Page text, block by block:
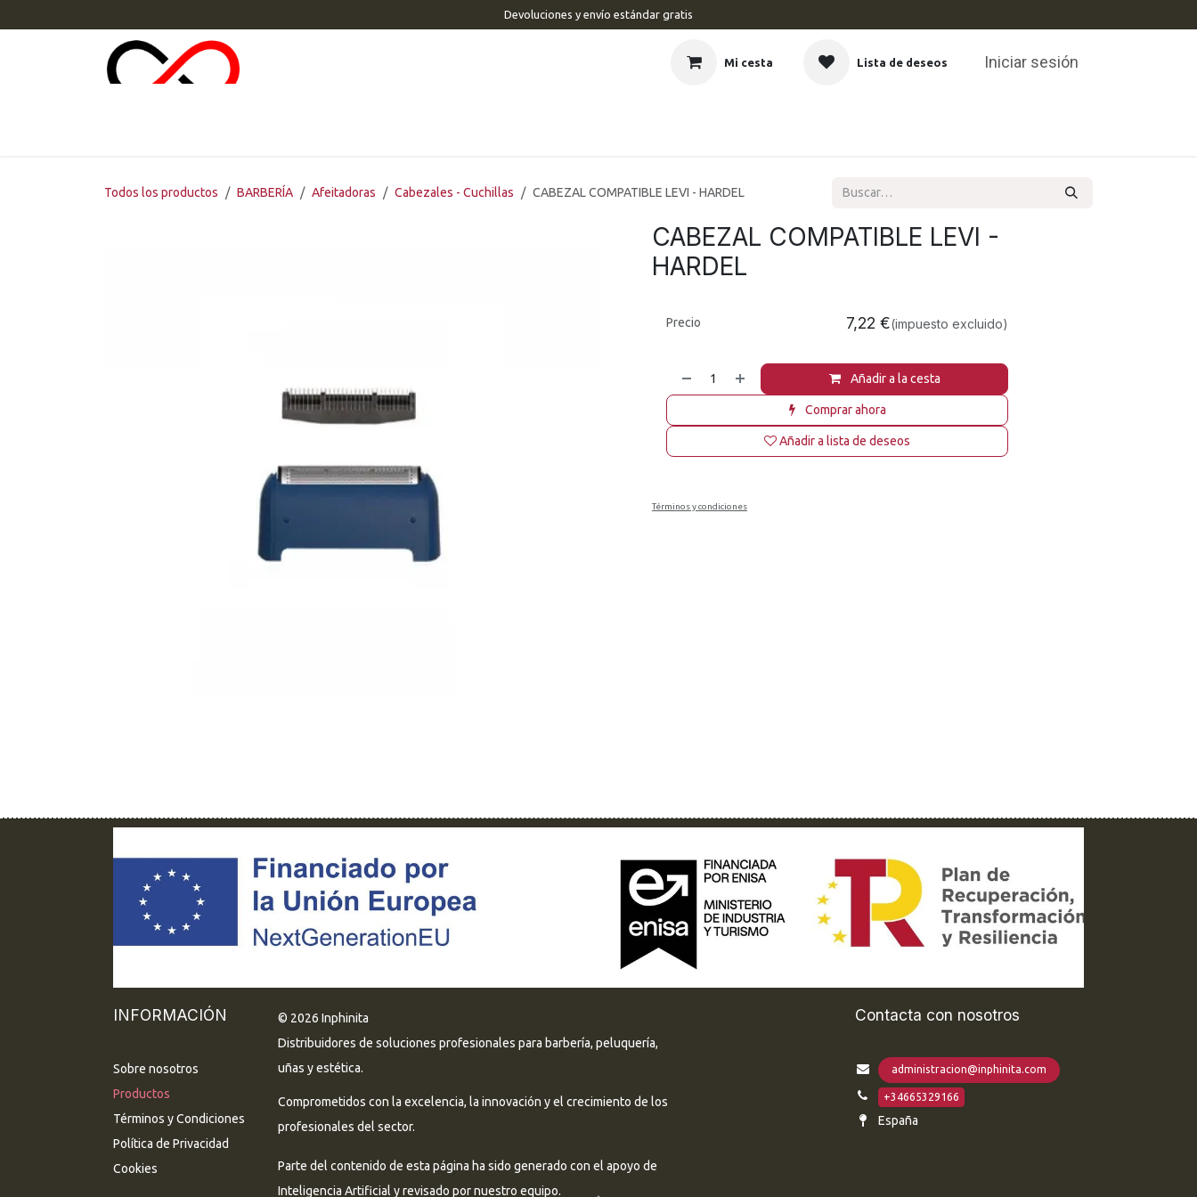
Devoluciones y envío estándar gratis
Mi cesta Lista de deseos Iniciar sesión
Todos los productos BARBERÍA Afeitadoras Cabezales - Cuchillas CABEZAL COMPATIBLE LEVI - HARDEL
CABEZAL COMPATIBLE LEVI -
HARDEL
Añadir a la cesta
Comprar ahora
Añadir a lista de deseos
Precio 7,22 €(impuesto excluido)
Términos y condiciones
© 2026 Inphinita
Distribuidores de soluciones profesionales para barbería, peluquería,
uñas y estética.
Comprometidos con la excelencia, la innovación y el crecimiento de los
profesionales del sector.
Parte del contenido de esta página ha sido generado con el apoyo de
Inteligencia Artificial y revisado por nuestro equipo.
INFORMACIÓN
Sobre nosotros
Productos
Términos y Condiciones
Política de Privacidad
Cookies
Contacta con nosotros
administracion@inphinita.com
+34665329166
España